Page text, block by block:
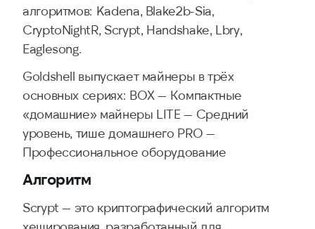
алгоритмов: Kadena, Blake2b-Sia,
CryptoNightR, Scrypt, Handshake, Lbry,
Eaglesong.
Goldshell выпускает майнеры в трёх
основных сериях: BOX — Компактные
«домашние» майнеры LITE — Средний
уровень, тише домашнего PRO —
Профессиональное оборудование
Алгоритм
Scrypt — это криптографический алгоритм
хеширования, разработанный для